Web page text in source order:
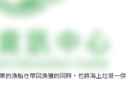
的漁船在帶回漁獲的同時，也將海上垃圾一併